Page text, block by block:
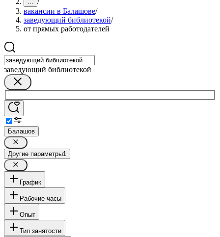
...
вакансии в Балашове/
заведующий библиотекой/
от прямых работодателей
заведующий библиотекой
Балашов
Другие параметры1
График
Рабочие часы
Опыт
Тип занятости